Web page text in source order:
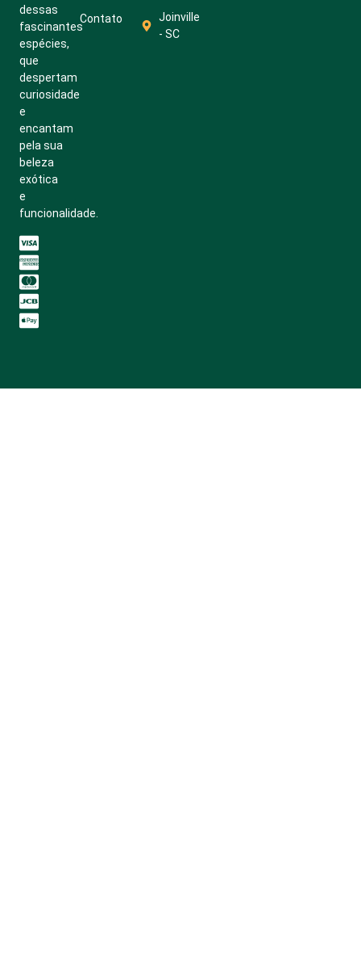
dessas
fascinantes
espécies,
que
despertam
curiosidade
e
encantam
pela sua
beleza
exótica
e
funcionalidade.
Contato
Joinville
- SC